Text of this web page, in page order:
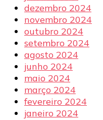
dezembro 2024
novembro 2024
outubro 2024
setembro 2024
agosto 2024
junho 2024
maio 2024
março 2024
fevereiro 2024
janeiro 2024